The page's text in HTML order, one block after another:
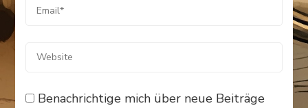
Benachrichtige mich über neue Beiträge